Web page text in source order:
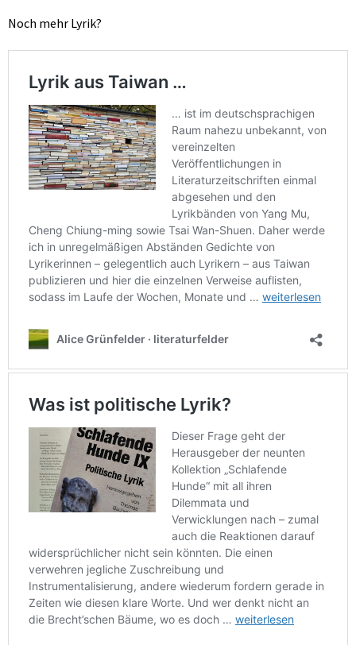
Noch mehr Lyrik?